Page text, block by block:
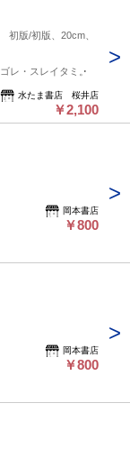
初版/初版、20cm、
レ・スレイタミ。
水たま書店 桜井店
￥2,100
岡本書店
￥800
岡本書店
￥800